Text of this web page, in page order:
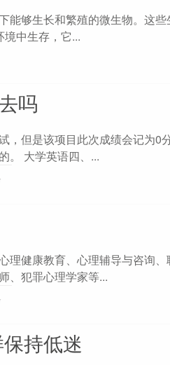
能够生长和繁殖的微生物。这
中生存，它...
吗
，但是该项目此次成绩会记为0
。 大学英语四、...
理健康教育、心理辅导与咨询、
、犯罪心理学家等...
持低迷